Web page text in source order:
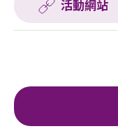
活動網站